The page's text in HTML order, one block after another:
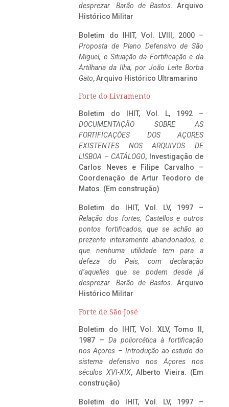
desprezar. Barão de Bastos. Arquivo
Histórico Militar
Boletim do IHIT, Vol. LVIII, 2000 –
Proposta de Plano Defensivo de São
Miguel, e Situação da Fortificação e da
Artilharia da Ilha, por João Leite Borba
Gato, Arquivo Histórico Ultramarino
Forte do Livramento
Boletim do IHIT, Vol. L, 1992 –
DOCUMENTAÇÃO SOBRE AS
FORTIFICAÇÕES DOS AÇORES
EXISTENTES NOS ARQUIVOS DE
LISBOA – CATÁLOGO, Investigação de
Carlos Neves e Filipe Carvalho –
Coordenação de Artur Teodoro de
Matos. (Em construção)
Boletim do IHIT, Vol. LV, 1997 –
Relação dos fortes, Castellos e outros
pontos fortificados, que se achão ao
prezente inteiramente abandonados, e
que nenhuma utilidade tem para a
defeza do Pais, com declaração
d’aquelles que se podem desde já
desprezar. Barão de Bastos. Arquivo
Histórico Militar
Forte de São José
Boletim do IHIT, Vol. XLV, Tomo II,
1987 – Da poliorcética à fortificação
nos Açores – Introdução ao estudo do
sistema defensivo nos Açores nos
séculos XVI-XIX, Alberto Vieira. (Em
construção)
Boletim do IHIT, Vol. LV, 1997 –